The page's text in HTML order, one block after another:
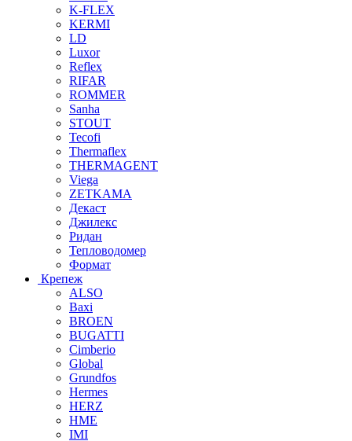
K-FLEX
KERMI
LD
Luxor
Reflex
RIFAR
ROMMER
Sanha
STOUT
Tecofi
Thermaflex
THERMAGENT
Viega
ZETKAMA
Декаст
Джилекс
Ридан
Тепловодомер
Формат
Крепеж
ALSO
Baxi
BROEN
BUGATTI
Cimberio
Global
Grundfos
Hermes
HERZ
HME
IMI